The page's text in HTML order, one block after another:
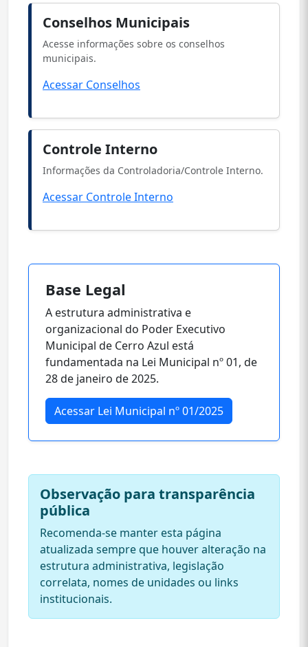
Conselhos Municipais
Acesse informações sobre os conselhos
municipais.
Acessar Conselhos
Controle Interno
Informações da Controladoria/Controle Interno.
Acessar Controle Interno
Base Legal
A estrutura administrativa e
organizacional do Poder Executivo
Municipal de Cerro Azul está
fundamentada na Lei Municipal nº 01, de
28 de janeiro de 2025.
Acessar Lei Municipal nº 01/2025
Observação para transparência
pública
Recomenda-se manter esta página
atualizada sempre que houver alteração na
estrutura administrativa, legislação
correlata, nomes de unidades ou links
institucionais.